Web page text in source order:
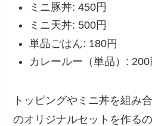
ミニ豚丼: 450円
ミニ天丼: 500円
単品ごはん: 180円
カレールー（単品）: 200
トッピングやミニ丼を組み
のオリジナルセットを作る